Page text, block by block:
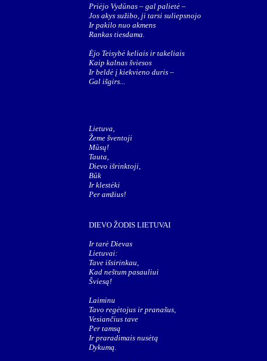
Priėjo Vydūnas – gal palietė –
Jos akys sužibo, ji tarsi suliepsnojo
Ir pakilo nuo akmens
Rankas tiesdama.
Ėjo Teisybė keliais ir takeliais
Kaip kalnas šviesos
Ir beldė į kiekvieno duris –
Gal išgirs...
Lietuva,
Žeme šventoji
Mūsų!
Tauta,
Dievo išrinktoji,
Būk
Ir klestėki
Per amžius!
DIEVO ŽODIS LIETUVAI
Ir tarė Dievas
Lietuvai:
Tave išsirinkau,
Kad neštum pasauliui
Šviesą!
Laiminu
Tavo regėtojus ir pranašus,
Vesiančius tave
Per tamsą
Ir praradimais nusėtą
Dykumą.